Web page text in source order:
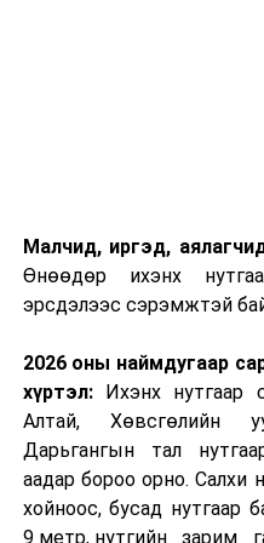
Малчид, иргэд,
Өнөөдөр ихэнх
эрсдэлээс сэрэмжтэй
2026 оны наймдугаар
хүртэл:Ихэнх нутгаар
Алтай, Хөвсгөлийн
Дарьгангын тал
аадар бороо орно. Салхи
хойноос, бусад нутгаар
9 метр, нутгийн зарим